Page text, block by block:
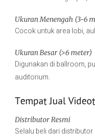
Ukuran Menengah (3-6
Cocok untuk area lobi,
Ukuran Besar (>6 meter)
Digunakan di ballroom,
auditorium.
Tempat Jual
Distributor Resmi
Selalu beli dari